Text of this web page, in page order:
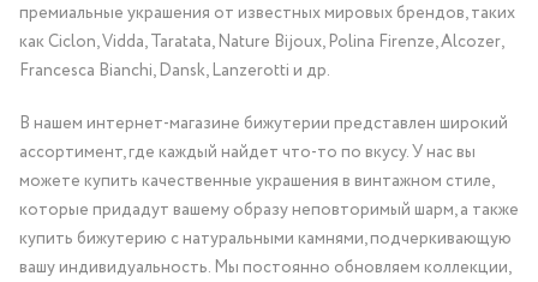
премиальные украшения от известных мировых брендов, таких
как Ciclon, Vidda, Taratata, Nature Bijoux, Polina Firenze, Alcozer,
Francesca Bianchi, Dansk, Lanzerotti и др.
В нашем интернет-магазине бижутерии представлен широкий
ассортимент, где каждый найдет что-то по вкусу. У нас вы
можете купить качественные украшения в винтажном стиле,
которые придадут вашему образу неповторимый шарм, а также
купить бижутерию с натуральными камнями, подчеркивающую
вашу индивидуальность. Мы постоянно обновляем коллекции,